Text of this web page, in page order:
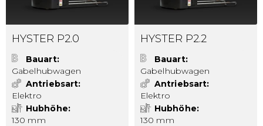
HYSTER P2.0
Bauart
Gabelhubwagen
Antriebsart
Elektro
Hubhöhe
130 mm
HYSTER P2.2
Bauart
Gabelhubwagen
Antriebsart
Elektro
Hubhöhe
130 mm